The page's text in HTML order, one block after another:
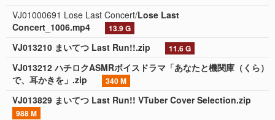
VJ01000691 Lose Last Concert/Lose Last
Concert_1006.mp4
13.9 G
VJ013210 まいてつ Last Run!!.zip 11.6 G
VJ013212 ハチロクASMRボイスドラマ「あなたと機関庫（くら）
で、耳かきを」.zip
340 M
VJ013829 まいてつ Last Run!! VTuber Cover Selection.zip
988 M